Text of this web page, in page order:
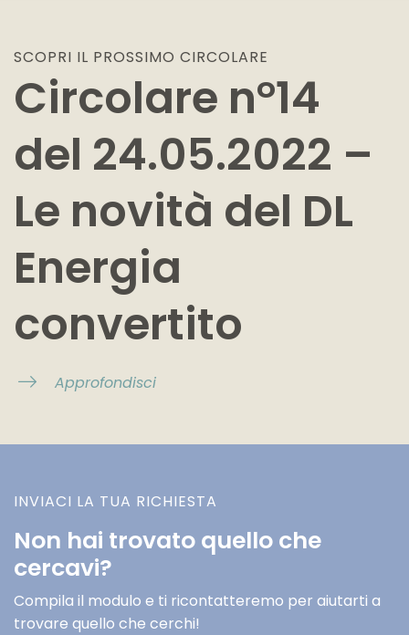
SCOPRI IL PROSSIMO CIRCOLARE
Circolare n°14
del 24.05.2022 –
Le novità del DL
Energia
convertito
Approfondisci
INVIACI LA TUA RICHIESTA
Non hai trovato quello che
cercavi?
Compila il modulo e ti ricontatteremo per aiutarti a
trovare quello che cerchi!